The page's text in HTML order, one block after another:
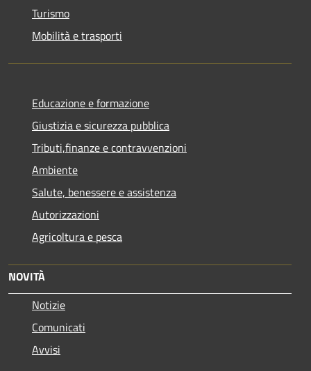
Turismo
Mobilità e trasporti
Educazione e formazione
Giustizia e sicurezza pubblica
Tributi,finanze e contravvenzioni
Ambiente
Salute, benessere e assistenza
Autorizzazioni
Agricoltura e pesca
NOVITÀ
Notizie
Comunicati
Avvisi